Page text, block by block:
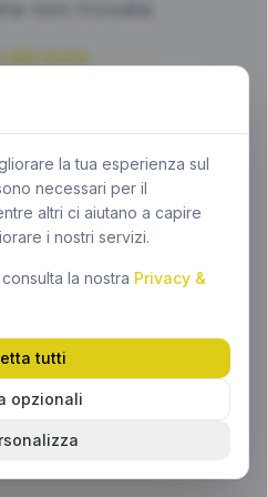
la tua esperienza sul
necessari per il
altri ci aiutano a capire
i nostri servizi.
la nostra Privacy &
tutti
opzionali
alla home